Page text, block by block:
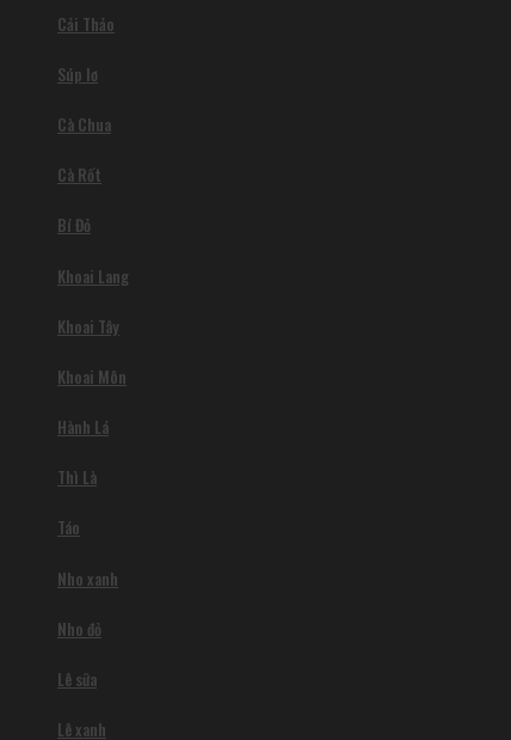
Cải Thảo
Súp lơ
Cà Chua
Cà Rốt
Bí Đỏ
Khoai Lang
Khoai Tây
Khoai Môn
Hành Lá
Thì Là
Táo
Nho xanh
Nho đỏ
Lê sữa
Lê xanh